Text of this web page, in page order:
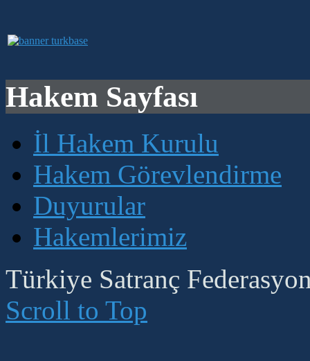
Hakem Sayfası
İl Hakem Kurulu
Hakem Görevlendirme
Duyurular
Hakemlerimiz
Türkiye Satranç
Scroll to Top